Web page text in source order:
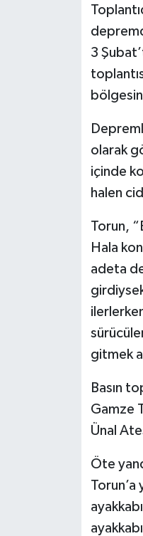
3
olarak
içinde
halen
Torun,
Hala
adeta
gitmek
Basın
Gamze
Ünal
Öte
Torun’a